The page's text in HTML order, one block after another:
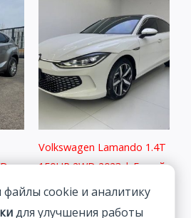
Volkswagen Lamando 1.4T
150HP 2WD 2023 | Белый
2 313 800 ₽
cookie и аналитику
для улучшения работы